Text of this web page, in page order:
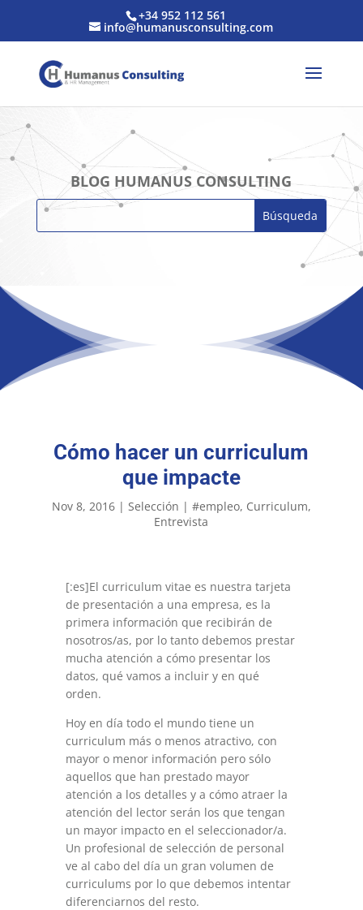
+34 952 112 561
info@humanusconsulting.com
BLOG HUMANUS CONSULTING
Cómo hacer un curriculum
que impacte
Nov 8, 2016| Selección | #empleo Curriculum
Entrevista
[:es]El curriculum vitae es nuestra tarjeta
de presentación a una empresa, es la
primera información que recibirán de
nosotros/as, por lo tanto debemos prestar
mucha atención a cómo presentar los
datos, qué vamos a incluir y en qué
orden.
Hoy en día todo el mundo tiene un
curriculum más o menos atractivo, con
mayor o menor información pero sólo
aquellos que han prestado mayor
atención a los detalles y a cómo atraer la
atención del lector serán los que tengan
un mayor impacto en el seleccionador/a.
Un profesional de selección de personal
ve al cabo del día un gran volumen de
curriculums por lo que debemos intentar
diferenciarnos del resto.